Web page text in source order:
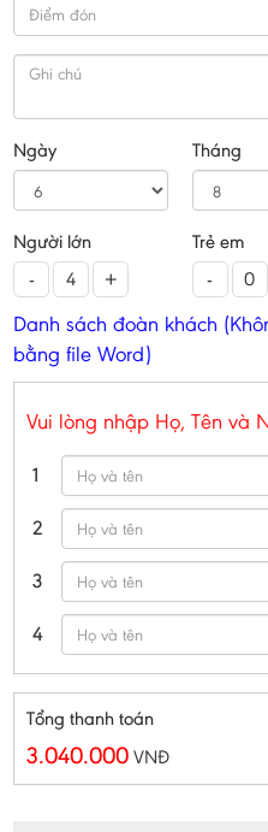
Ngày Tháng
Người lớn
+
-
Trẻ em
-
Danh sách đoàn khách
bằng file Word)
Vui lòng nhập Họ, Tên và
1
2
3
4
Tổng thanh toán
3.040.000 VNĐ